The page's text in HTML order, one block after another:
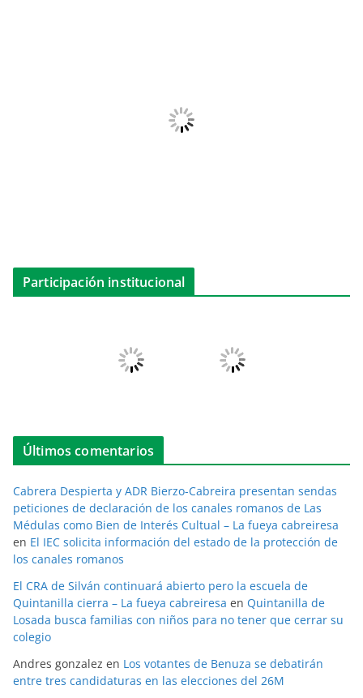
Participación institucional
Últimos comentarios
Cabrera Despierta y ADR Bierzo-Cabreira presentan sendas
peticiones de declaración de los canales romanos de Las
Médulas como Bien de Interés Cultual – La fueya cabreiresa
en El IEC solicita información del estado de la protección de
los canales romanos
El CRA de Silván continuará abierto pero la escuela de
Quintanilla cierra – La fueya cabreiresa en Quintanilla de
Losada busca familias con niños para no tener que cerrar su
colegio
Andres gonzalez en Los votantes de Benuza se debatirán
entre tres candidaturas en las elecciones del 26M